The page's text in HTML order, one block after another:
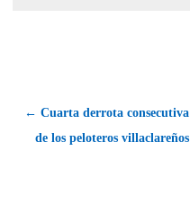
← Cuarta derrota consecutiva
de los peloteros villaclareños